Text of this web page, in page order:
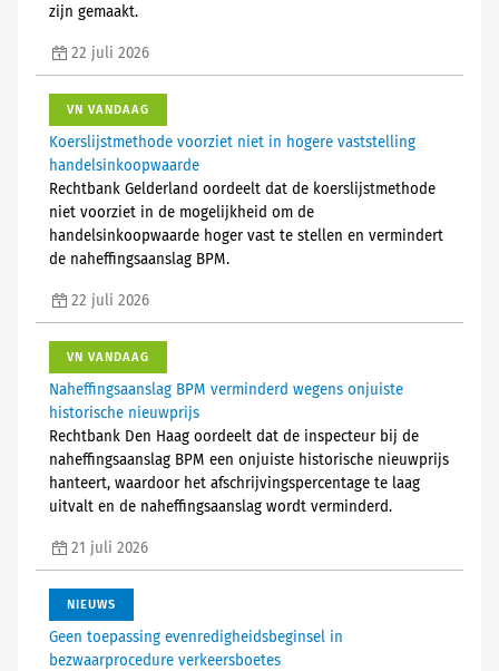
zijn gemaakt.
22 juli 2026
VN VANDAAG
Koerslijstmethode voorziet niet in hogere vaststelling
handelsinkoopwaarde
Rechtbank Gelderland oordeelt dat de koerslijstmethode
niet voorziet in de mogelijkheid om de
handelsinkoopwaarde hoger vast te stellen en vermindert
de naheffingsaanslag BPM.
22 juli 2026
VN VANDAAG
Naheffingsaanslag BPM verminderd wegens onjuiste
historische nieuwprijs
Rechtbank Den Haag oordeelt dat de inspecteur bij de
naheffingsaanslag BPM een onjuiste historische nieuwprijs
hanteert, waardoor het afschrijvingspercentage te laag
uitvalt en de naheffingsaanslag wordt verminderd.
21 juli 2026
NIEUWS
Geen toepassing evenredigheidsbeginsel in
bezwaarprocedure verkeersboetes